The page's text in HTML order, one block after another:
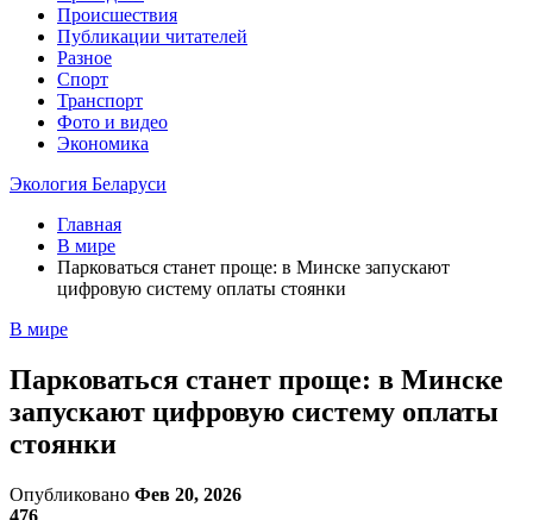
Происшествия
Публикации читателей
Разное
Спорт
Транспорт
Фото и видео
Экономика
Экология Беларуси
Главная
В мире
Парковаться станет проще: в Минске запускают
цифровую систему оплаты стоянки
В мире
Парковаться станет проще: в Минске
запускают цифровую систему оплаты
стоянки
Опубликовано Фев 20, 2026
476